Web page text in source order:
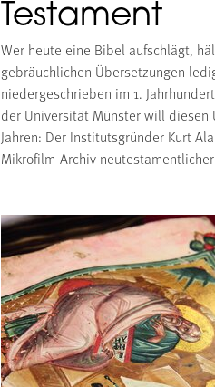
Testament
Wer heute eine Bibel aufschlägt,
gebräuchlichen Übersetzungen
niedergeschrieben im 1.
der Universität Münster will diesen
Jahren: Der Institutsgründer Kurt
Mikrofilm-Archiv